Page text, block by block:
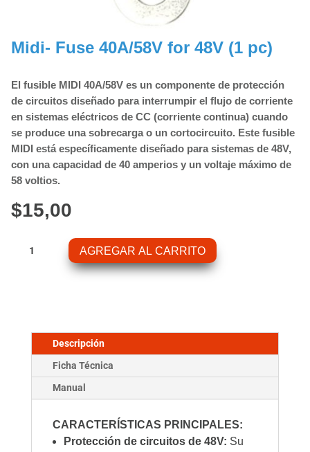
Midi- Fuse 40A/58V for 48V (1 pc)
El fusible MIDI 40A/58V es un componente de protección
de circuitos diseñado para interrumpir el flujo de corriente
en sistemas eléctricos de CC (corriente continua) cuando
se produce una sobrecarga o un cortocircuito. Este fusible
MIDI está específicamente diseñado para sistemas de 48V,
con una capacidad de 40 amperios y un voltaje máximo de
58 voltios.
$15,00
Fuse
AGREGAR AL CARRITO
Descripción
Ficha Técnica
Manual
CARACTERÍSTICAS PRINCIPALES:
Protección de circuitos de 48V: Su